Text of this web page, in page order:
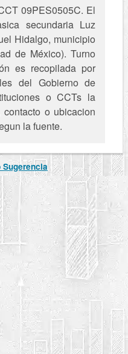
09PES0505C. El
secundaria Luz
Hidalgo, municipio
de México). Turno
es recopilada por
del Gobierno de
o CCTs la
o ubicacion
la fuente.